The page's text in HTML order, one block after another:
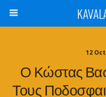
12
Ο Κώστας
Τους